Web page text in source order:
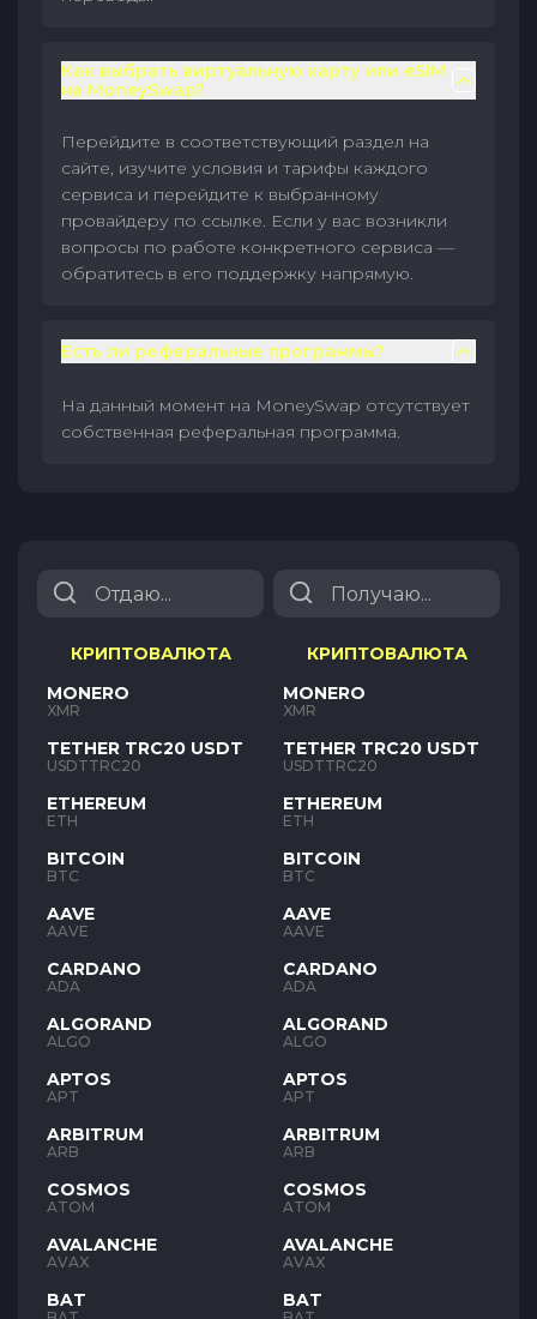
Как выбрать виртуальную карту или eSIM
на MoneySwap?
Перейдите в соответствующий раздел на
сайте, изучите условия и тарифы каждого
сервиса и перейдите к выбранному
провайдеру по ссылке. Если у вас возникли
вопросы по работе конкретного сервиса —
обратитесь в его поддержку напрямую.
Есть ли реферальные программы?
На данный момент на MoneySwap отсутствует
собственная реферальная программа.
КРИПТОВАЛЮТА
MONERO
XMR
TETHER TRC20 USDT
USDTTRC20
ETHEREUM
ETH
BITCOIN
BTC
AAVE
AAVE
CARDANO
ADA
ALGORAND
ALGO
APTOS
APT
ARBITRUM
ARB
COSMOS
ATOM
AVALANCHE
AVAX
BAT
КРИПТОВАЛЮТА
MONERO
XMR
TETHER TRC20 USDT
USDTTRC20
ETHEREUM
ETH
BITCOIN
BTC
AAVE
AAVE
CARDANO
ADA
ALGORAND
ALGO
APTOS
APT
ARBITRUM
ARB
COSMOS
ATOM
AVALANCHE
AVAX
BAT